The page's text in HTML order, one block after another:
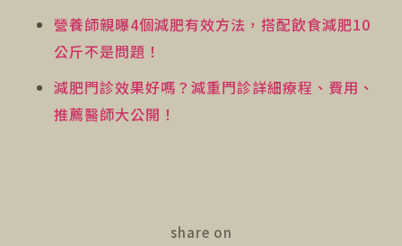
營養師親曝4個減肥有效方法，搭配飲食減肥10
公斤不是問題！
減肥門診效果好嗎？減重門診詳細療程、費用、
推薦醫師大公開！
share on